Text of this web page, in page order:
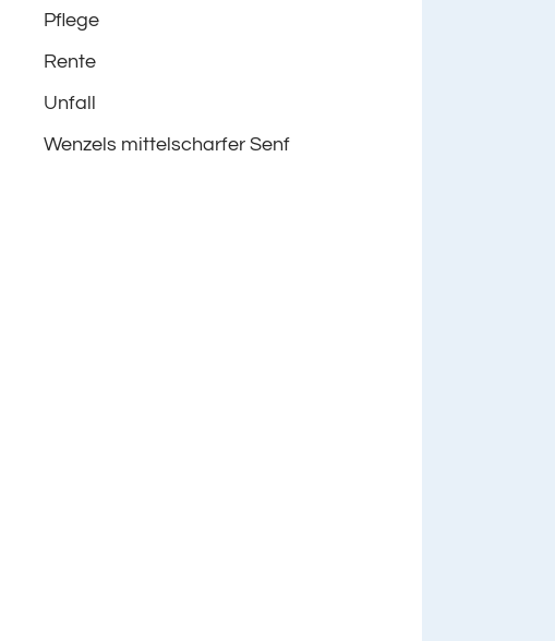
Pflege
Rente
Unfall
Wenzels mittelscharfer Senf